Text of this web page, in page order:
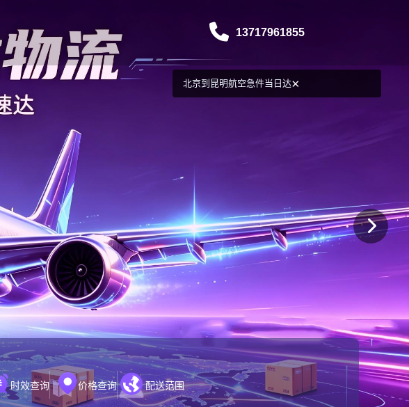
13717961855
北京到昆明航空急件当日达×
时效查询 价格查询 配送范围